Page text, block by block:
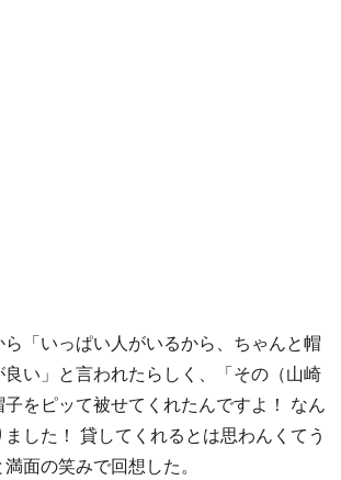
「いっぱい人がいるから、ちゃんと帽
い」と言われたらしく、「その（山崎
をピッて被せてくれたんですよ！ なん
した！ 貸してくれるとは思わんくてう
面の笑みで回想した。